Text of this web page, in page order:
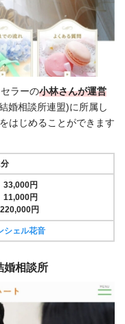
ラーの小林さんが運営
婚相談所連盟)に所属し
はじめることができます
33,000円
11,000円
円
シェル花音
婚相談所